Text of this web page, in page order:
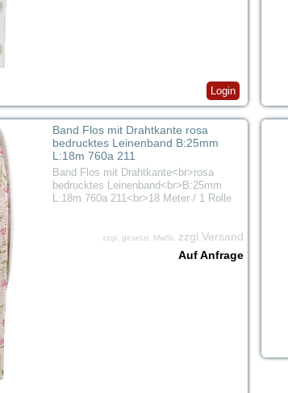
Login
Band Flos mit Drahtkante rosa
bedrucktes Leinenband B:25mm
L:18m 760a 211
Band Flos mit Drahtkante<br>rosa
bedrucktes Leinenband<br>B:25mm
L:18m 760a 211<br>18 Meter / 1 Rolle
zzgl. gesetzl. MwSt.
zzgl.Versand
Auf Anfrage